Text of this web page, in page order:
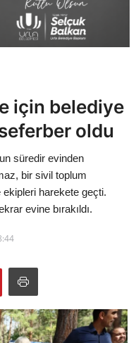
için belediye
oldu
süredir evinden
bir sivil toplum
harekete geçti.
evine bırakıldı.